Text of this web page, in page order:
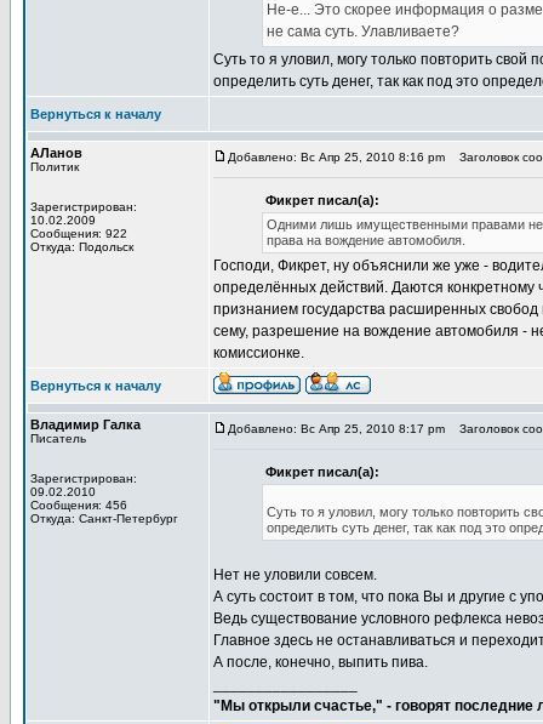
Не-е... Это скорее информация о
не сама суть. Улавливаете?
Суть то я уловил, могу только повторить
определить суть денег, так как под это
Вернуться к началу
АЛанов
Политик
Зарегистрирован:
10.02.2009
Сообщения: 922
Откуда: Подольск
Добавлено: Вс Апр 25, 2010 8:16 pm Заголовок
Фикрет писал(а):
Одними лишь имущественными правами
права на вождение автомобиля.
Господи, Фикрет, ну объяснили же уже -
определённых действий. Даются конкретному
признанием государства расширенных
сему, разрешение на вождение автомобиля -
комиссионке.
Вернуться к началу
Владимир Галка
Писатель
Зарегистрирован:
09.02.2010
Сообщения: 456
Откуда: Санкт-Петербург
Добавлено: Вс Апр 25, 2010 8:17 pm Заголовок
Фикрет писал(а):
Суть то я уловил, могу только повторить
определить суть денег, так как под это
Нет не уловили совсем.
А суть состоит в том, что пока Вы и другие с
Ведь существование условного рефлекса
Главное здесь не останавливаться и
А после, конечно, выпить пива.
"Мы открыли счастье," - говорят